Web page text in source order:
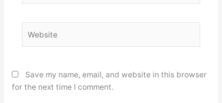
Save my name, email, and website in this browser
for the next time I comment.